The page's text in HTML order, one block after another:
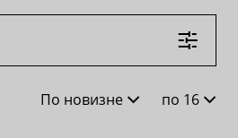
По новизне
по 16